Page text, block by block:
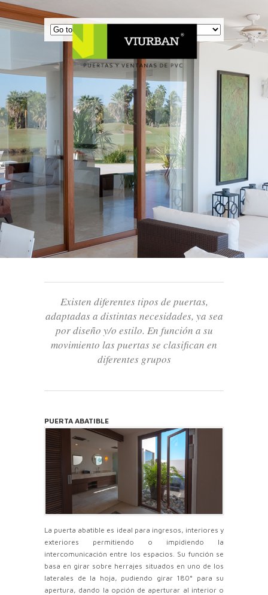
Existen diferentes tipos de puertas,
adaptadas a distintas necesidades, ya sea
por diseño y/o estilo. En función a su
movimiento las puertas se clasifican en
diferentes grupos
PUERTA ABATIBLE
La puerta abatible es ideal para ingresos, interiores y
exteriores permitiendo o impidiendo la
intercomunicación entre los espacios. Su función se
basa en girar sobre herrajes situados en uno de los
laterales de la hoja, pudiendo girar 180° para su
apertura, dando la opción de aperturar al interior o